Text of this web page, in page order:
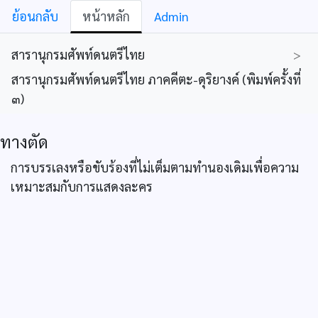
ย้อนกลับ หน้าหลัก Admin
สารานุกรมศัพท์ดนตรีไทย
>
สารานุกรมศัพท์ดนตรีไทย ภาคคีตะ-ดุริยางค์ (พิมพ์ครั้งที่
๓)
ทางตัด
การบรรเลงหรือขับร้องที่ไม่เต็มตามทำนองเดิมเพื่อความ
เหมาะสมกับการแสดงละคร